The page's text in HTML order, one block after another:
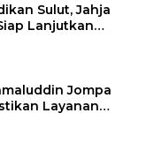
Sulut, Jahja
Lanjutkan
Jompa
Layanan